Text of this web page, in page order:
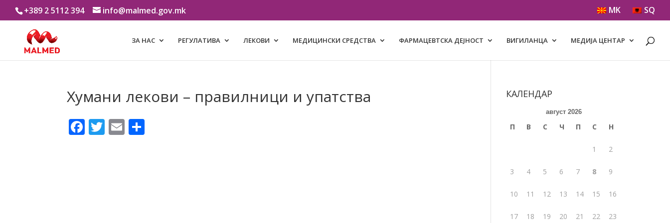
+389 2 5112 394 info@malmed.gov.mk MK SQ
ЗА НАС РЕГУЛАТИВА ЛЕКОВИ МЕДИЦИНСКИ СРЕДСТВА ФАРМАЦЕВТСКА ДЕЈНОСТ ВИГИЛАНЦА МЕДИЈА ЦЕНТАР
Хумани лекови – правилници и упатства
Facebook
Twitter
Email
КАЛЕНДАР
август 2026
П В С Ч П С Н
1 2
3 4 5 6 7 8 9
10 11 12 13 14 15 16
17 18 19 20 21 22 23